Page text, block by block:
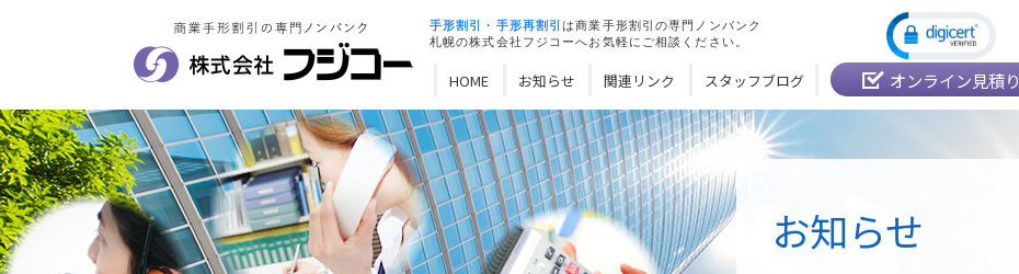
お知らせ
手形割引 ・ 手形再割引は商業手形割引の専門ノンバンク
札幌の株式会社フジコーへお気軽にご相談ください。
オンライン見積り
HOME お知らせ 関連リンク スタッフブログ